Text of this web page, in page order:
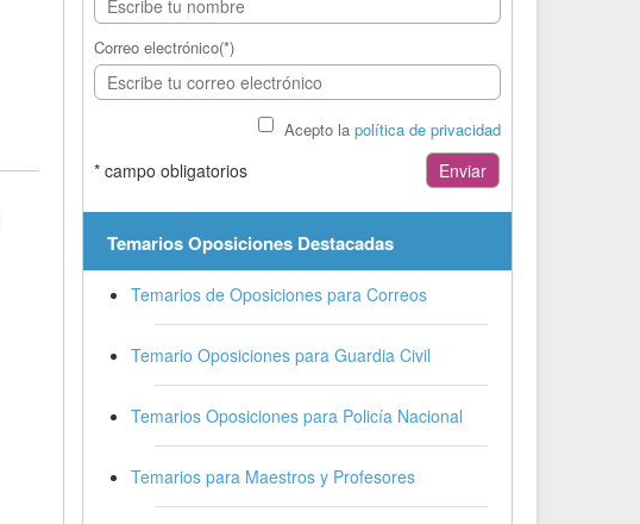
Correo electrónico(*)
Acepto la política de privacidad
* campo obligatorios
Temarios Oposiciones Destacadas
Temarios de Oposiciones para Correos
Temario Oposiciones para Guardia Civil
Temarios Oposiciones para Policía Nacional
Temarios para Maestros y Profesores